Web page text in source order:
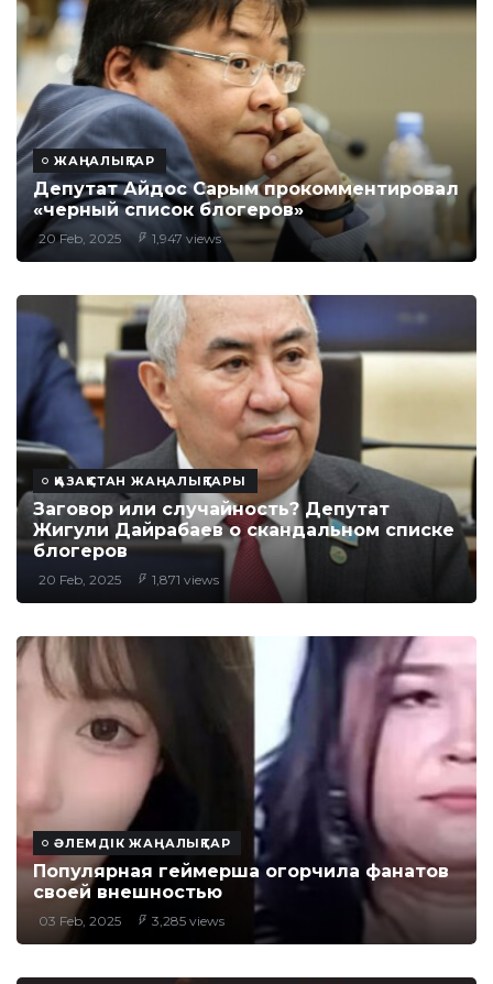
ЖАҢАЛЫҚТАР
Депутат Айдос Сарым прокомментировал
«черный список блогеров»
20 Feb, 2025 1,947 views
ҚАЗАҚСТАН ЖАҢАЛЫҚТАРЫ
Заговор или случайность? Депутат
Жигули Дайрабаев о скандальном списке
блогеров
20 Feb, 2025 1,871 views
ӘЛЕМДІК ЖАҢАЛЫҚТАР
Популярная геймерша огорчила фанатов
своей внешностью
03 Feb, 2025 3,285 views